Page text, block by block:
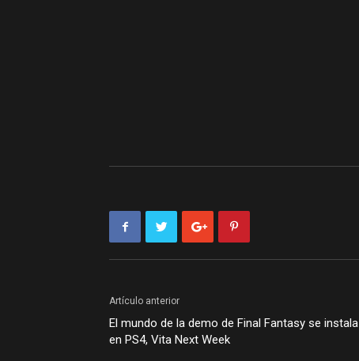
Artículo anterior
El mundo de la demo de Final Fantasy se instala
en PS4, Vita Next Week